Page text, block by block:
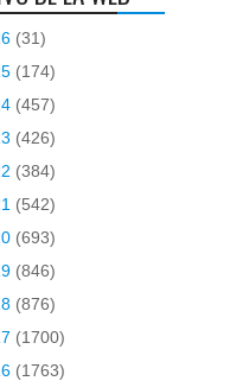
(31)
(174)
(457)
(426)
(384)
(542)
(693)
(846)
(876)
(1700)
(1763)